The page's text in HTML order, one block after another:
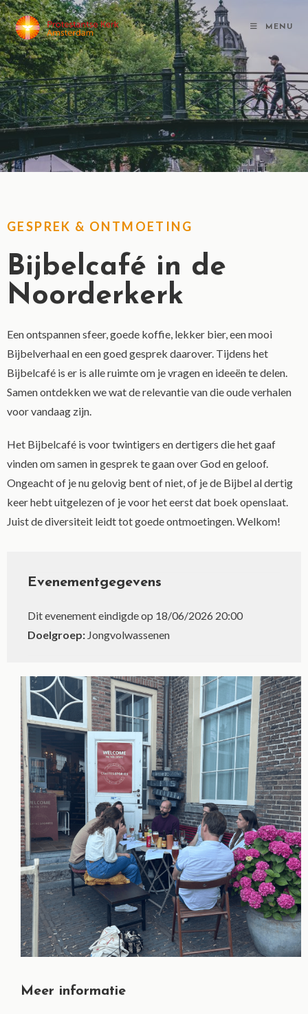
MENU
GESPREK & ONTMOETING
Bijbelcafé in de
Noorderkerk
Een ontspannen sfeer, goede koffie, lekker bier, een mooi
Bijbelverhaal en een goed gesprek daarover. Tijdens het
Bijbelcafé is er is alle ruimte om je vragen en ideeën te delen.
Samen ontdekken we wat de relevantie van die oude verhalen
voor vandaag zijn.
Het Bijbelcafé is voor twintigers en dertigers die het gaaf
vinden om samen in gesprek te gaan over God en geloof.
Ongeacht of je nu gelovig bent of niet, of je de Bijbel al dertig
keer hebt uitgelezen of je voor het eerst dat boek openslaat.
Juist de diversiteit leidt tot goede ontmoetingen. Welkom!
Evenementgegevens
Dit evenement eindigde op 18/06/2026 20:00
Doelgroep: Jongvolwassenen
Meer informatie